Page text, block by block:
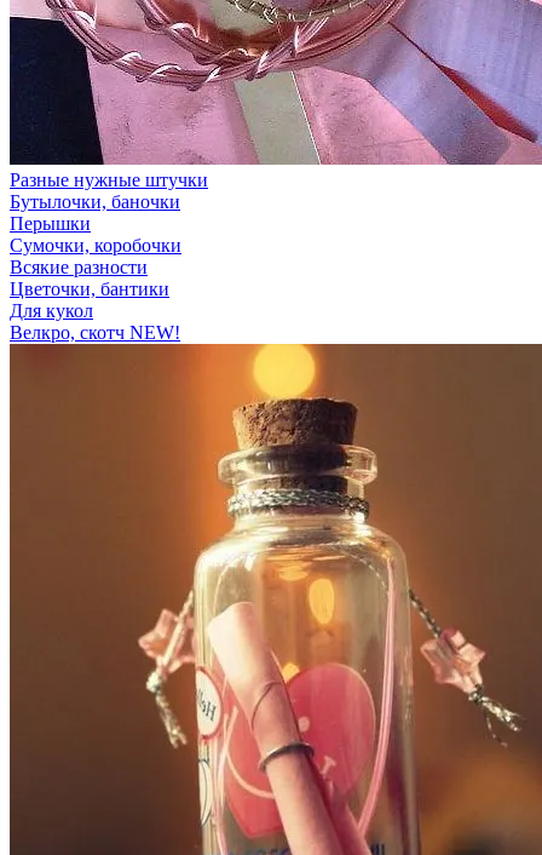
Разные нужные штучки
Бутылочки, баночки
Перышки
Сумочки, коробочки
Всякие разности
Цветочки, бантики
Для кукол
Велкро, скотч NEW!